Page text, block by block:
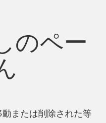
のペー
または削除された等